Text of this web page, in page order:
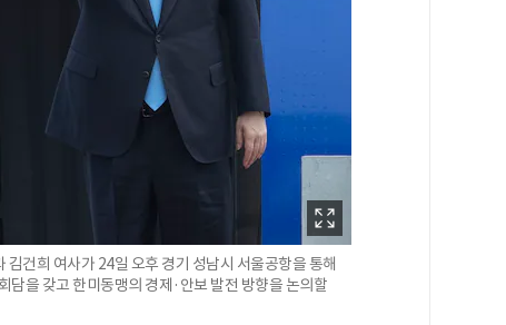
건희 여사가 24일 오후 경기 성남시 서울공항을 통해
담을 갖고 한미동맹의 경제·안보 발전 방향을 논의할